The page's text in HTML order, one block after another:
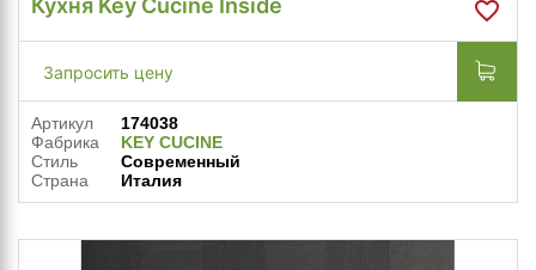
Кухня Key Cucine Inside
Запросить цену
Артикул
174038
Фабрика
KEY CUCINE
Стиль
Современный
Страна
Италия